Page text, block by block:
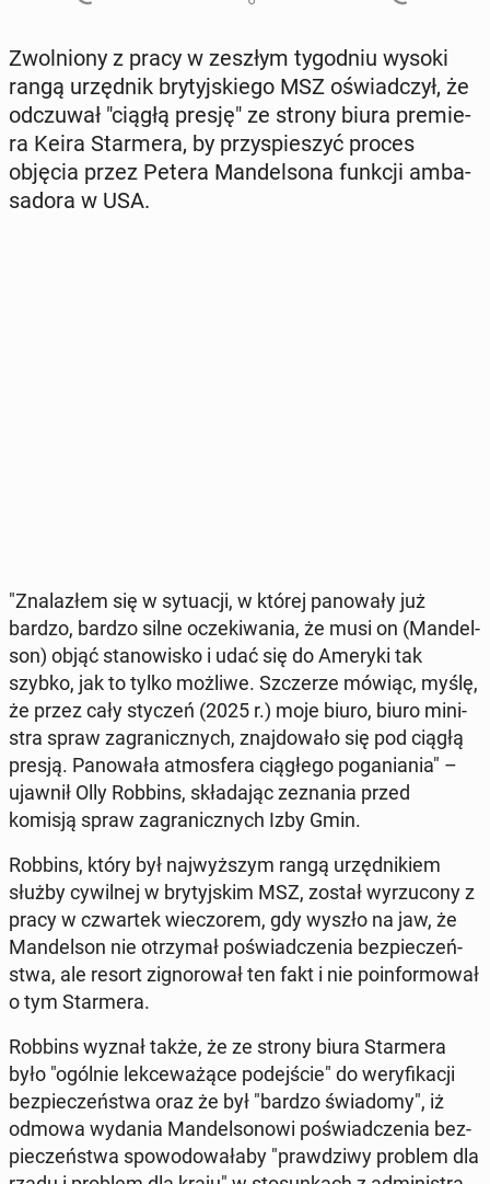
Zwol­nio­ny z pracy w zeszłym ty­go­dniu wysoki
rangą urzęd­nik bry­tyj­skie­go MSZ oświad­czył, że
od­czu­wał "ciągłą presję" ze strony biura pre­mie­
ra Keira Star­me­ra, by przy­spie­szyć proces
objęcia przez Petera Man­del­so­na funkcji am­ba­
sa­do­ra w USA.
"Zna­la­złem się w sy­tu­acji, w której pa­no­wa­ły już
bardzo, bardzo silne ocze­ki­wa­nia, że musi on (Man­del­
son) objąć sta­no­wi­sko i udać się do Ameryki tak
szybko, jak to tylko możliwe. Szcze­rze mówiąc, myślę,
że przez cały styczeń (2025 r.) moje biuro, biuro mi­ni­
stra spraw za­gra­nicz­nych, znaj­do­wa­ło się pod ciągłą
presją. Pa­no­wa­ła at­mos­fe­ra cią­głe­go po­ga­nia­nia" –
ujawnił Olly Robbins, skła­da­jąc ze­zna­nia przed
komisją spraw za­gra­nicz­nych Izby Gmin.
Robbins, który był naj­wyż­szym rangą urzęd­ni­kiem
służby cy­wil­nej w bry­tyj­skim MSZ, został wy­rzu­co­ny z
pracy w czwar­tek wie­czo­rem, gdy wyszło na jaw, że
Man­del­son nie otrzy­mał po­świad­cze­nia bez­pie­czeń­
stwa, ale resort zi­gno­ro­wał ten fakt i nie po­in­for­mo­wał
o tym Star­me­ra.
Robbins wyznał także, że ze strony biura Star­me­ra
było "ogólnie lek­ce­wa­żą­ce po­dej­ście" do we­ry­fi­ka­cji
bez­pie­czeń­stwa oraz że był "bardzo świa­do­my", iż
odmowa wydania Man­del­so­no­wi po­świad­cze­nia bez­
pie­czeń­stwa spo­wo­do­wa­ła­by "praw­dzi­wy problem dla